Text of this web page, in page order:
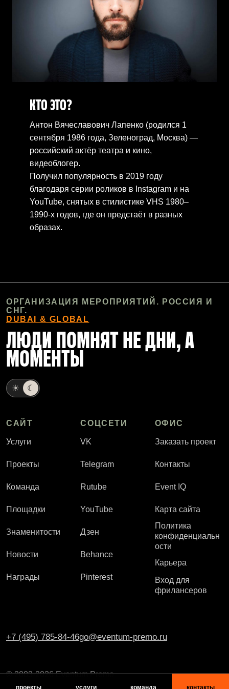
КТО ЭТО?
Антон Вячеславович Лапенко (родился 1
сентября 1986 года, Зеленоград, Москва) —
российский актёр театра и кино,
видеоблогер.
Получил популярность в 2019 году
благодаря серии роликов в Instagram и на
YouTube, снятых в стилистике VHS 1980–
1990-х годов, где он предстаёт в разных
образах.
ОРГАНИЗАЦИЯ МЕРОПРИЯТИЙ. РОССИЯ И
СНГ.
DUBAI & GLOBAL
ЛЮДИ ПОМНЯТ НЕ ДНИ, А
МОМЕНТЫ
☀ ☾
САЙТ
Услуги
Проекты
Команда
Площадки
Знаменитости
Новости
Награды
СОЦСЕТИ
VK
Telegram
Rutube
YouTube
Дзен
Behance
Pinterest
ОФИС
Заказать проект
Контакты
Event IQ
Карта сайта
Политика
конфиденциальн
ости
Карьера
Вход для
фрилансеров
+7 (495) 785-84-46go@eventum-premo.ru
© 2003-2026 Eventum Premo
проекты услуги команда контакты